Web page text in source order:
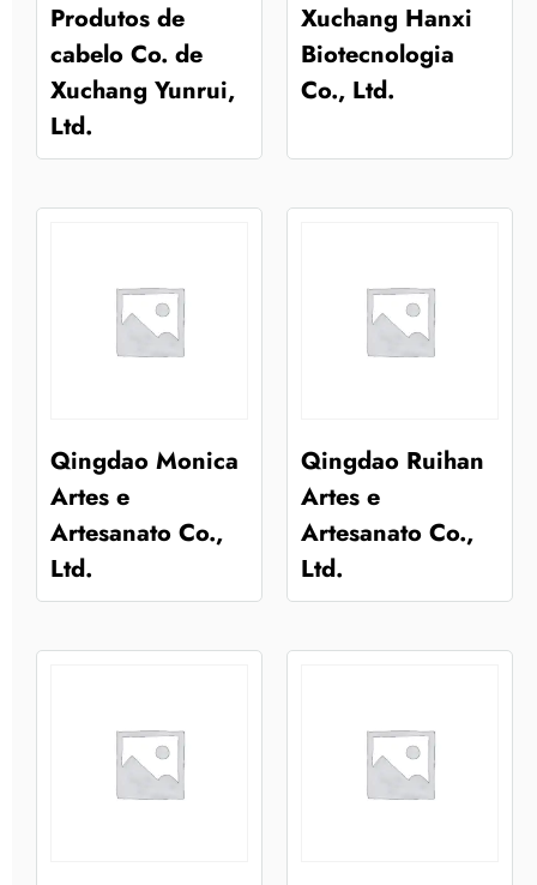
Produtos de
cabelo Co. de
Xuchang Yunrui,
Ltd.
Xuchang Hanxi
Biotecnologia
Co., Ltd.
Qingdao Monica
Artes e
Artesanato Co.,
Ltd.
Qingdao Ruihan
Artes e
Artesanato Co.,
Ltd.